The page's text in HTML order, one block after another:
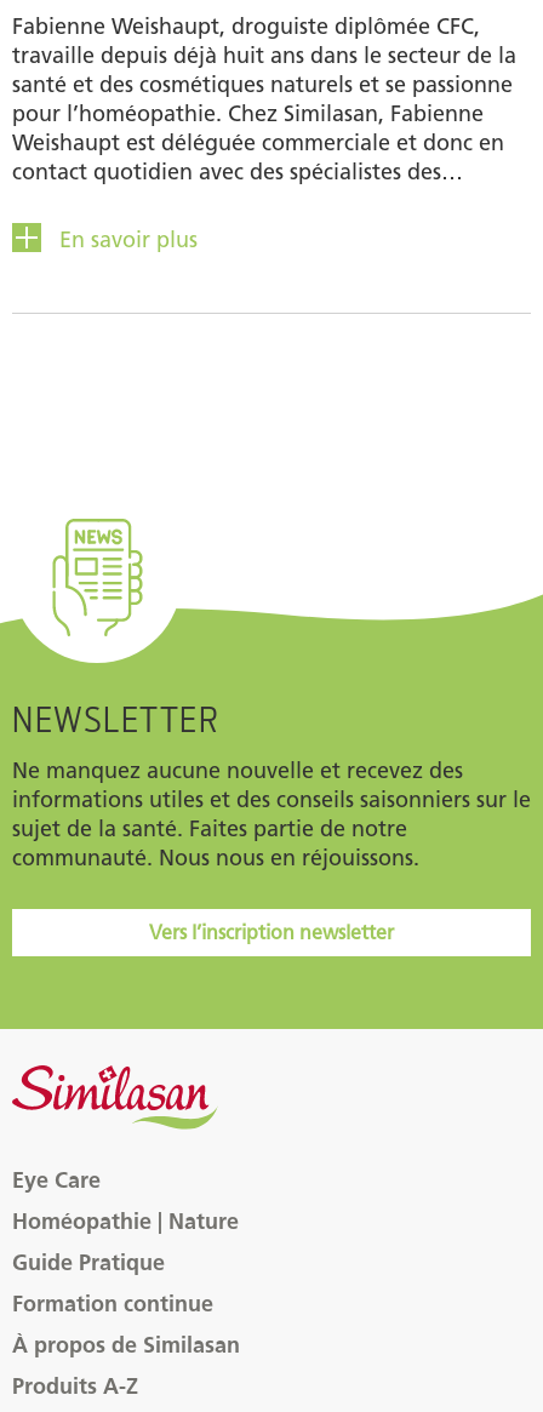
Fabienne Weishaupt, droguiste diplômée CFC,
travaille depuis déjà huit ans dans le secteur de la
santé et des cosmétiques naturels et se passionne
pour l’homéopathie. Chez Similasan, Fabienne
Weishaupt est déléguée commerciale et donc en
contact quotidien avec des spécialistes des
aime le passer à la salle de sport ou à l’extérieur.
Elle s’engage en outre comme mentor pour les
En savoir plus
NEWSLETTER
Ne manquez aucune nouvelle et recevez des
informations utiles et des conseils saisonniers sur le
sujet de la santé. Faites partie de notre
communauté. Nous nous en réjouissons.
Vers l’inscription newsletter
Eye Care
Homéopathie | Nature
Guide Pratique
Formation continue
À propos de Similasan
Produits A-Z